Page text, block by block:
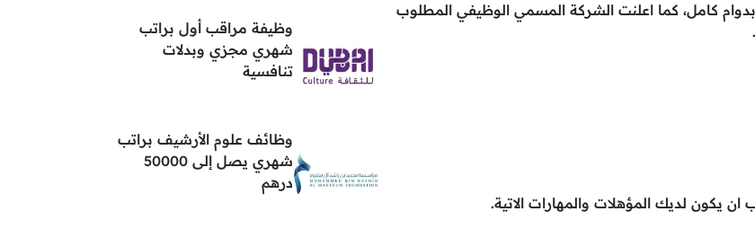
وظيفة مراقب أول براتب
شهري مجزي وبدلات
تنافسية
وظائف علوم الأرشيف براتب
شهري يصل إلى 50000
درهم
كامل، كما اعلنت الشركة المسمي الوظيفي المطلوب
يكون لديك المؤهلات والمهارات الاتية.